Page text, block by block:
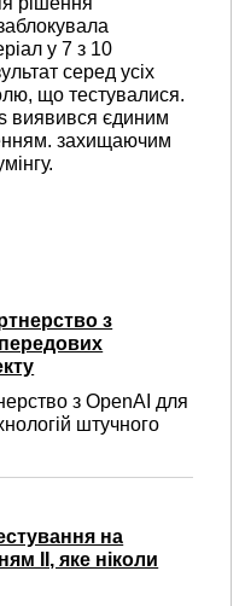
у 7 з 10
серед усіх
що тестувалися.
виявився єдиним
захищаючим
з
з OpenAI для
штучного
на
ІІ, яке ніколи